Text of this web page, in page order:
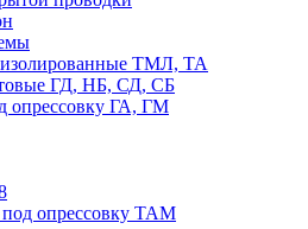
ТМЛ, ТА
ГД, НБ, СД, СБ
опрессовку ГА, ГМ
опрессовку ТАМ